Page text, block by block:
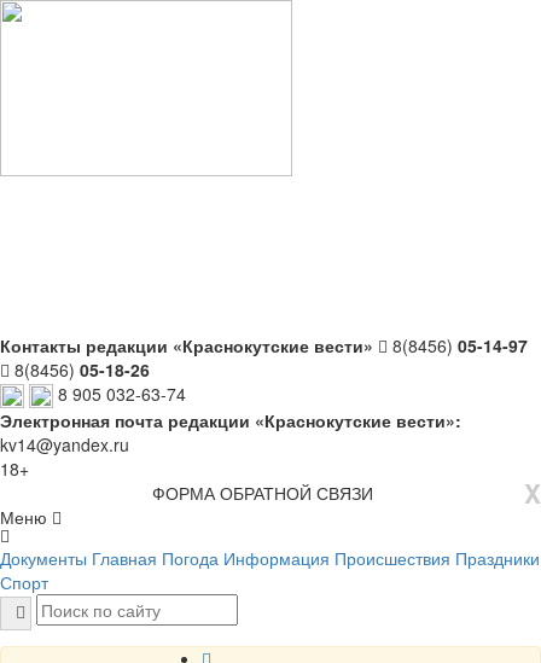
Контакты редакции «Краснокутские вести» 8(8456) 05-14-97
8(8456) 05-18-26
8 905 032-63-74
Электронная почта редакции «Краснокутские вести»:
kv14@yandex.ru
18+
X
ФОРМА ОБРАТНОЙ СВЯЗИ
Меню
Документы Главная Погода Информация Происшествия Праздники
Спорт